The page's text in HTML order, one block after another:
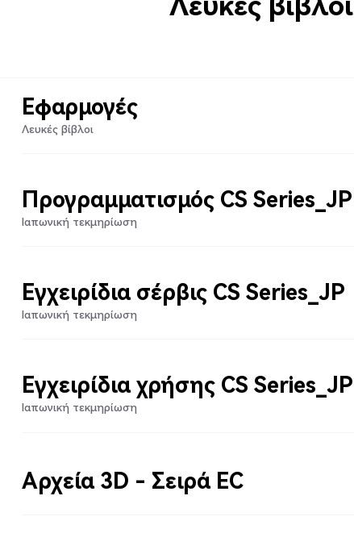
Εφαρμογές
Λευκές βίβλοι
Προγραμματισμός CS Series_JP
Ιαπωνική τεκμηρίωση
Εγχειρίδια σέρβις CS Series_JP
Ιαπωνική τεκμηρίωση
Εγχειρίδια χρήσης CS Series_JP
Ιαπωνική τεκμηρίωση
Αρχεία 3D - Σειρά EC